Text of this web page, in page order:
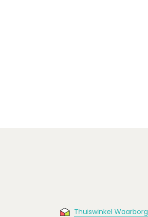
Thuiswinkel Waarborg